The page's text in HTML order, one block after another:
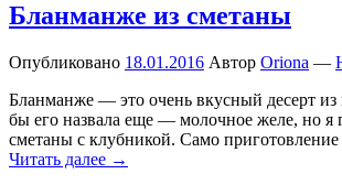
Бланманже из сметаны
Опубликовано 18.01.2016 Автор Oriona —
Бланманже — это очень вкусный десерт из
бы его назвала еще — молочное желе, но я
сметаны с клубникой. Само приготовление
Читать далее →